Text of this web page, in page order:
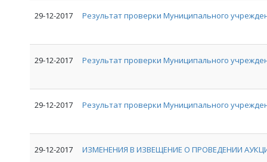
29-12-2017 Результат проверки Муниципального
29-12-2017 Результат проверки Муниципального
29-12-2017 Результат проверки Муниципального
29-12-2017 ИЗМЕНЕНИЯ В ИЗВЕЩЕНИЕ О ПРОВЕДЕНИИ